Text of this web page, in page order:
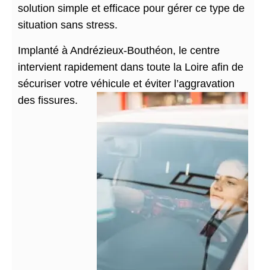
solution simple et efficace pour gérer ce type de
situation sans stress.
Implanté à Andrézieux-Bouthéon, le centre
intervient rapidement dans toute la Loire afin de
sécuriser votre véhicule et éviter l’aggravation
des fissures.